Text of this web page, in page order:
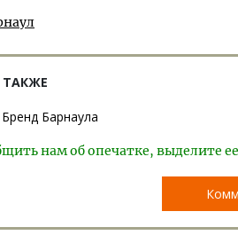
Бренд Барнаула
нам об опечатке, выделите